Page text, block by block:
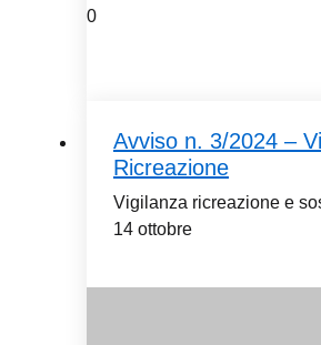
0
Avviso n. 3/2024 –
Ricreazione
Vigilanza ricreazione e
14 ottobre